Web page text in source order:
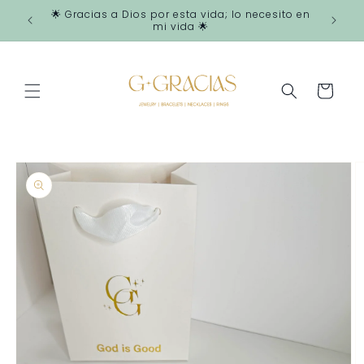
directamente
🌟 Gracias a Dios por esta vida; lo necesito en
mi vida 🌟
Carrito
directamente
a la
información
del producto